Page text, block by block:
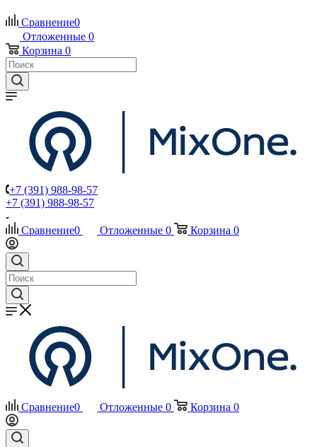
Сравнение0
Отложенные 0
Корзина 0
+7 (391) 988-98-57
+7 (391) 988-98-57
Сравнение0 Отложенные 0 Корзина 0
Сравнение0 Отложенные 0 Корзина 0